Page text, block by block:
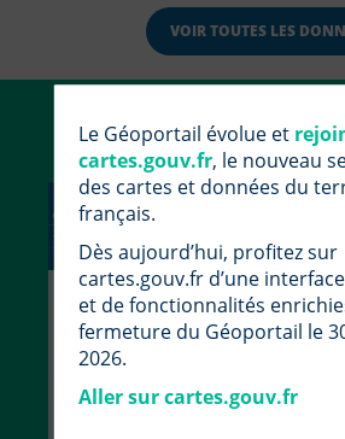
Le Géoportail évolue et
cartes.gouv.fr, le nouveau
des cartes et données du
français.
Dès aujourd’hui, profitez sur
cartes.gouv.fr d’une
et de fonctionnalités
fermeture du Géoportail le
2026.
Aller sur cartes.gouv.fr
VOIR TOUTES LES
Utiliser le